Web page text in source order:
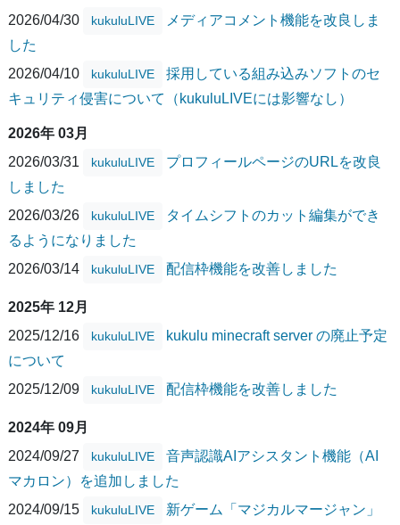
2026/04/30
kukuluLIVE
メディアコメント機能を改良しま
した
2026/04/10
kukuluLIVE
採用している組み込みソフトのセ
キュリティ侵害について（kukuluLIVEには影響なし）
2026年 03月
2026/03/31
kukuluLIVE
プロフィールページのURLを改良
しました
2026/03/26
kukuluLIVE
タイムシフトのカット編集ができ
るようになりました
2026/03/14
kukuluLIVE 配信枠機能を改善しました
2025年 12月
2025/12/16
kukuluLIVE
kukulu minecraft server の廃止予定
について
2025/12/09
kukuluLIVE 配信枠機能を改善しました
2024年 09月
2024/09/27
kukuluLIVE
音声認識AIアシスタント機能（AI
マカロン）を追加しました
2024/09/15
kukuluLIVE
新ゲーム「マジカルマージャン」